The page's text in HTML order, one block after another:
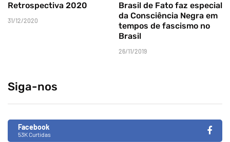
Retrospectiva 2020
31/12/2020
Brasil de Fato faz especial
da Consciência Negra em
tempos de fascismo no
Brasil
26/11/2019
Siga-nos
Facebook
53K Curtidas